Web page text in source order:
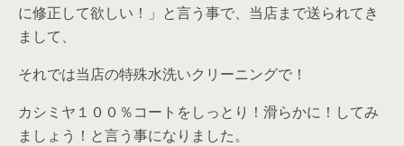
に修正して欲しい！」と言う事で、当店まで送られてき
まして、
それでは当店の特殊水洗いクリーニングで！
カシミヤ１００％コートをしっとり！滑らかに！してみ
ましょう！と言う事になりました。